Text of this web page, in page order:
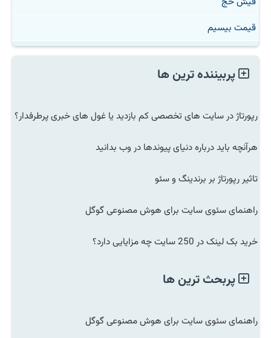
قیمت بیسیم
پربیننده ترین ها
رپورتاژ در سایت های تخصصی کم بازدید یا غول های خبری پرطرفدار؟
هرآنچه باید درباره دنیای پیوندها در وب بدانید
تاثیر رپورتاژ بر برندینگ و سئو
راهنمای سئوی سایت برای هوش مصنوعی گوگل
خرید بک لینک در 250 سایت چه مزایایی دارد؟
پربحث ترین ها
راهنمای سئوی سایت برای هوش مصنوعی گوگل